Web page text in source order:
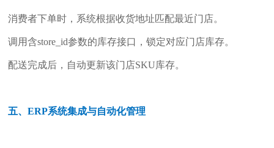
消费者下单时，系统根据收货地址匹配最近门店。
调用含store_id参数的库存接口，锁定对应门店库存。
配送完成后，自动更新该门店SKU库存。
五、ERP系统集成与自动化管理